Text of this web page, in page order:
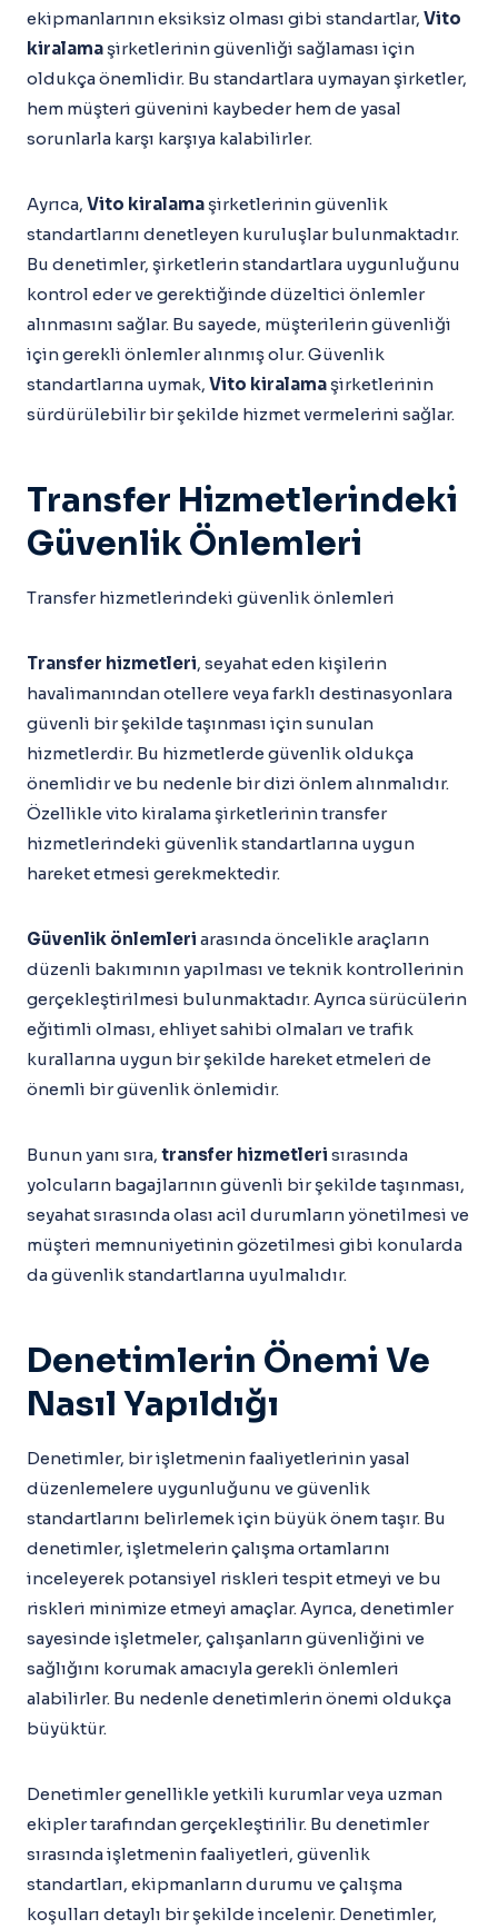
ekipmanlarının eksiksiz olması gibi standartlar, Vito
kiralamaşirketlerinin güvenliği sağlaması için
oldukça önemlidir. Bu standartlara uymayan şirketler,
hem müşteri güvenini kaybeder hem de yasal
sorunlarla karşı karşıya kalabilirler.
Ayrıca, Vito kiralamaşirketlerinin güvenlik
standartlarını denetleyen kuruluşlar bulunmaktadır.
Bu denetimler, şirketlerin standartlara uygunluğunu
kontrol eder ve gerektiğinde düzeltici önlemler
alınmasını sağlar. Bu sayede, müşterilerin güvenliği
için gerekli önlemler alınmış olur. Güvenlik
standartlarına uymak, Vito kiralamaşirketlerinin
sürdürülebilir bir şekilde hizmet vermelerini sağlar.
Transfer Hizmetlerindeki
Güvenlik Önlemleri
Transfer hizmetlerindeki güvenlik önlemleri
Transfer hizmetleri, seyahat eden kişilerin
havalimanından otellere veya farklı destinasyonlara
güvenli bir şekilde taşınması için sunulan
hizmetlerdir. Bu hizmetlerde güvenlik oldukça
önemlidir ve bu nedenle bir dizi önlem alınmalıdır.
Özellikle vito kiralama şirketlerinin transfer
hizmetlerindeki güvenlik standartlarına uygun
hareket etmesi gerekmektedir.
Güvenlik önlemleri arasında öncelikle araçların
düzenli bakımının yapılması ve teknik kontrollerinin
gerçekleştirilmesi bulunmaktadır. Ayrıca sürücülerin
eğitimli olması, ehliyet sahibi olmaları ve trafik
kurallarına uygun bir şekilde hareket etmeleri de
önemli bir güvenlik önlemidir.
Bunun yanı sıra, transfer hizmetleri sırasında
yolcuların bagajlarının güvenli bir şekilde taşınması,
seyahat sırasında olası acil durumların yönetilmesi ve
müşteri memnuniyetinin gözetilmesi gibi konularda
da güvenlik standartlarına uyulmalıdır.
Denetimlerin Önemi Ve
Nasıl Yapıldığı
Denetimler, bir işletmenin faaliyetlerinin yasal
düzenlemelere uygunluğunu ve güvenlik
standartlarını belirlemek için büyük önem taşır. Bu
denetimler, işletmelerin çalışma ortamlarını
inceleyerek potansiyel riskleri tespit etmeyi ve bu
riskleri minimize etmeyi amaçlar. Ayrıca, denetimler
sayesinde işletmeler, çalışanların güvenliğini ve
sağlığını korumak amacıyla gerekli önlemleri
alabilirler. Bu nedenle denetimlerin önemi oldukça
büyüktür.
Denetimler genellikle yetkili kurumlar veya uzman
ekipler tarafından gerçekleştirilir. Bu denetimler
sırasında işletmenin faaliyetleri, güvenlik
standartları, ekipmanların durumu ve çalışma
koşulları detaylı bir şekilde incelenir. Denetimler,